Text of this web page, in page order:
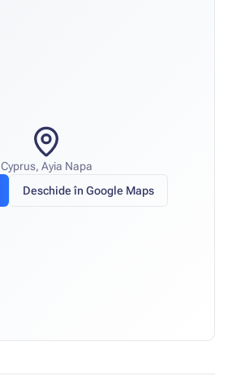
Cyprus, Ayia Napa
Deschide în Google Maps